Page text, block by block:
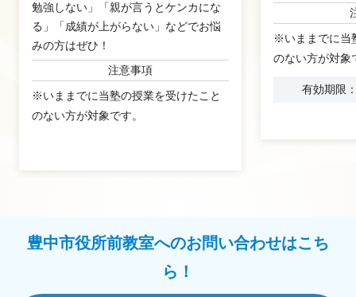
勉強しない」「親が言うとケンカにな
る」「成績が上がらない」などでお悩
みの方はぜひ！
注意事項
※いままでに当塾の授業を受けたこと
のない方が対象です。
※いままでに当
のない方が対象
有効期限
豊中市役所前教室へのお問い合わせはこち
ら！